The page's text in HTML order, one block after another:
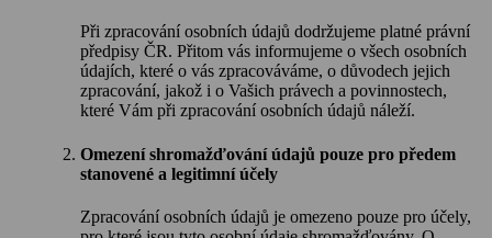
Při zpracování osobních údajů dodržujeme platné právní
předpisy ČR. Přitom vás informujeme o všech osobních
údajích, které o vás zpracováváme, o důvodech jejich
zpracování, jakož i o Vašich právech a povinnostech,
které Vám při zpracování osobních údajů náleží.
Omezení shromažďování údajů pouze pro předem
stanovené a legitimní účely
Zpracování osobních údajů je omezeno pouze pro účely,